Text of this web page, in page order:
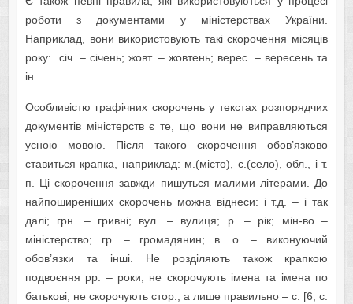
роботи з документами у міністерствах України.
Наприклад, вони використовують такі скорочення місяців
року: січ. – січень; жовт. – жовтень; верес. – вересень та
ін.
Особливістю графічних скорочень у текстах розпорядчих
документів міністерств є те, що вони не виправляються
усною мовою. Після такого скорочення обов’язково
ставиться крапка, наприклад: м.(місто), с.(село), обл., і т.
п. Ці скорочення завжди пишуться малими літерами. До
найпоширеніших скорочень можна віднеси: і т.д. – і так
далі; грн. – гривні; вул. – вулиця; р. – рік; мін-во –
міністерство; гр. – громадянин; в. о. – виконуючий
обов’язки та інші. Не розділяють також крапкою
подвоєння pp. – роки, не скорочують імена та імена по
батькові, не скорочують стор., а лише правильно – с. [6, с.